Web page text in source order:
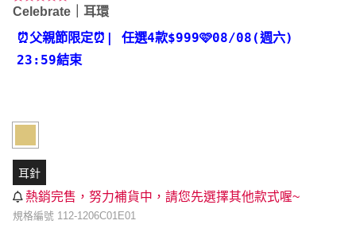
評分 5.00
2
位顧客進行
評分
Celebrate｜耳環
⏰父親節限定⏰ | 任選4款$999🩷08/08(週六)
23:59結束
耳針
熱銷完售，努力補貨中，請您先選擇其他款式喔~
規格編號 112-1206C01E01